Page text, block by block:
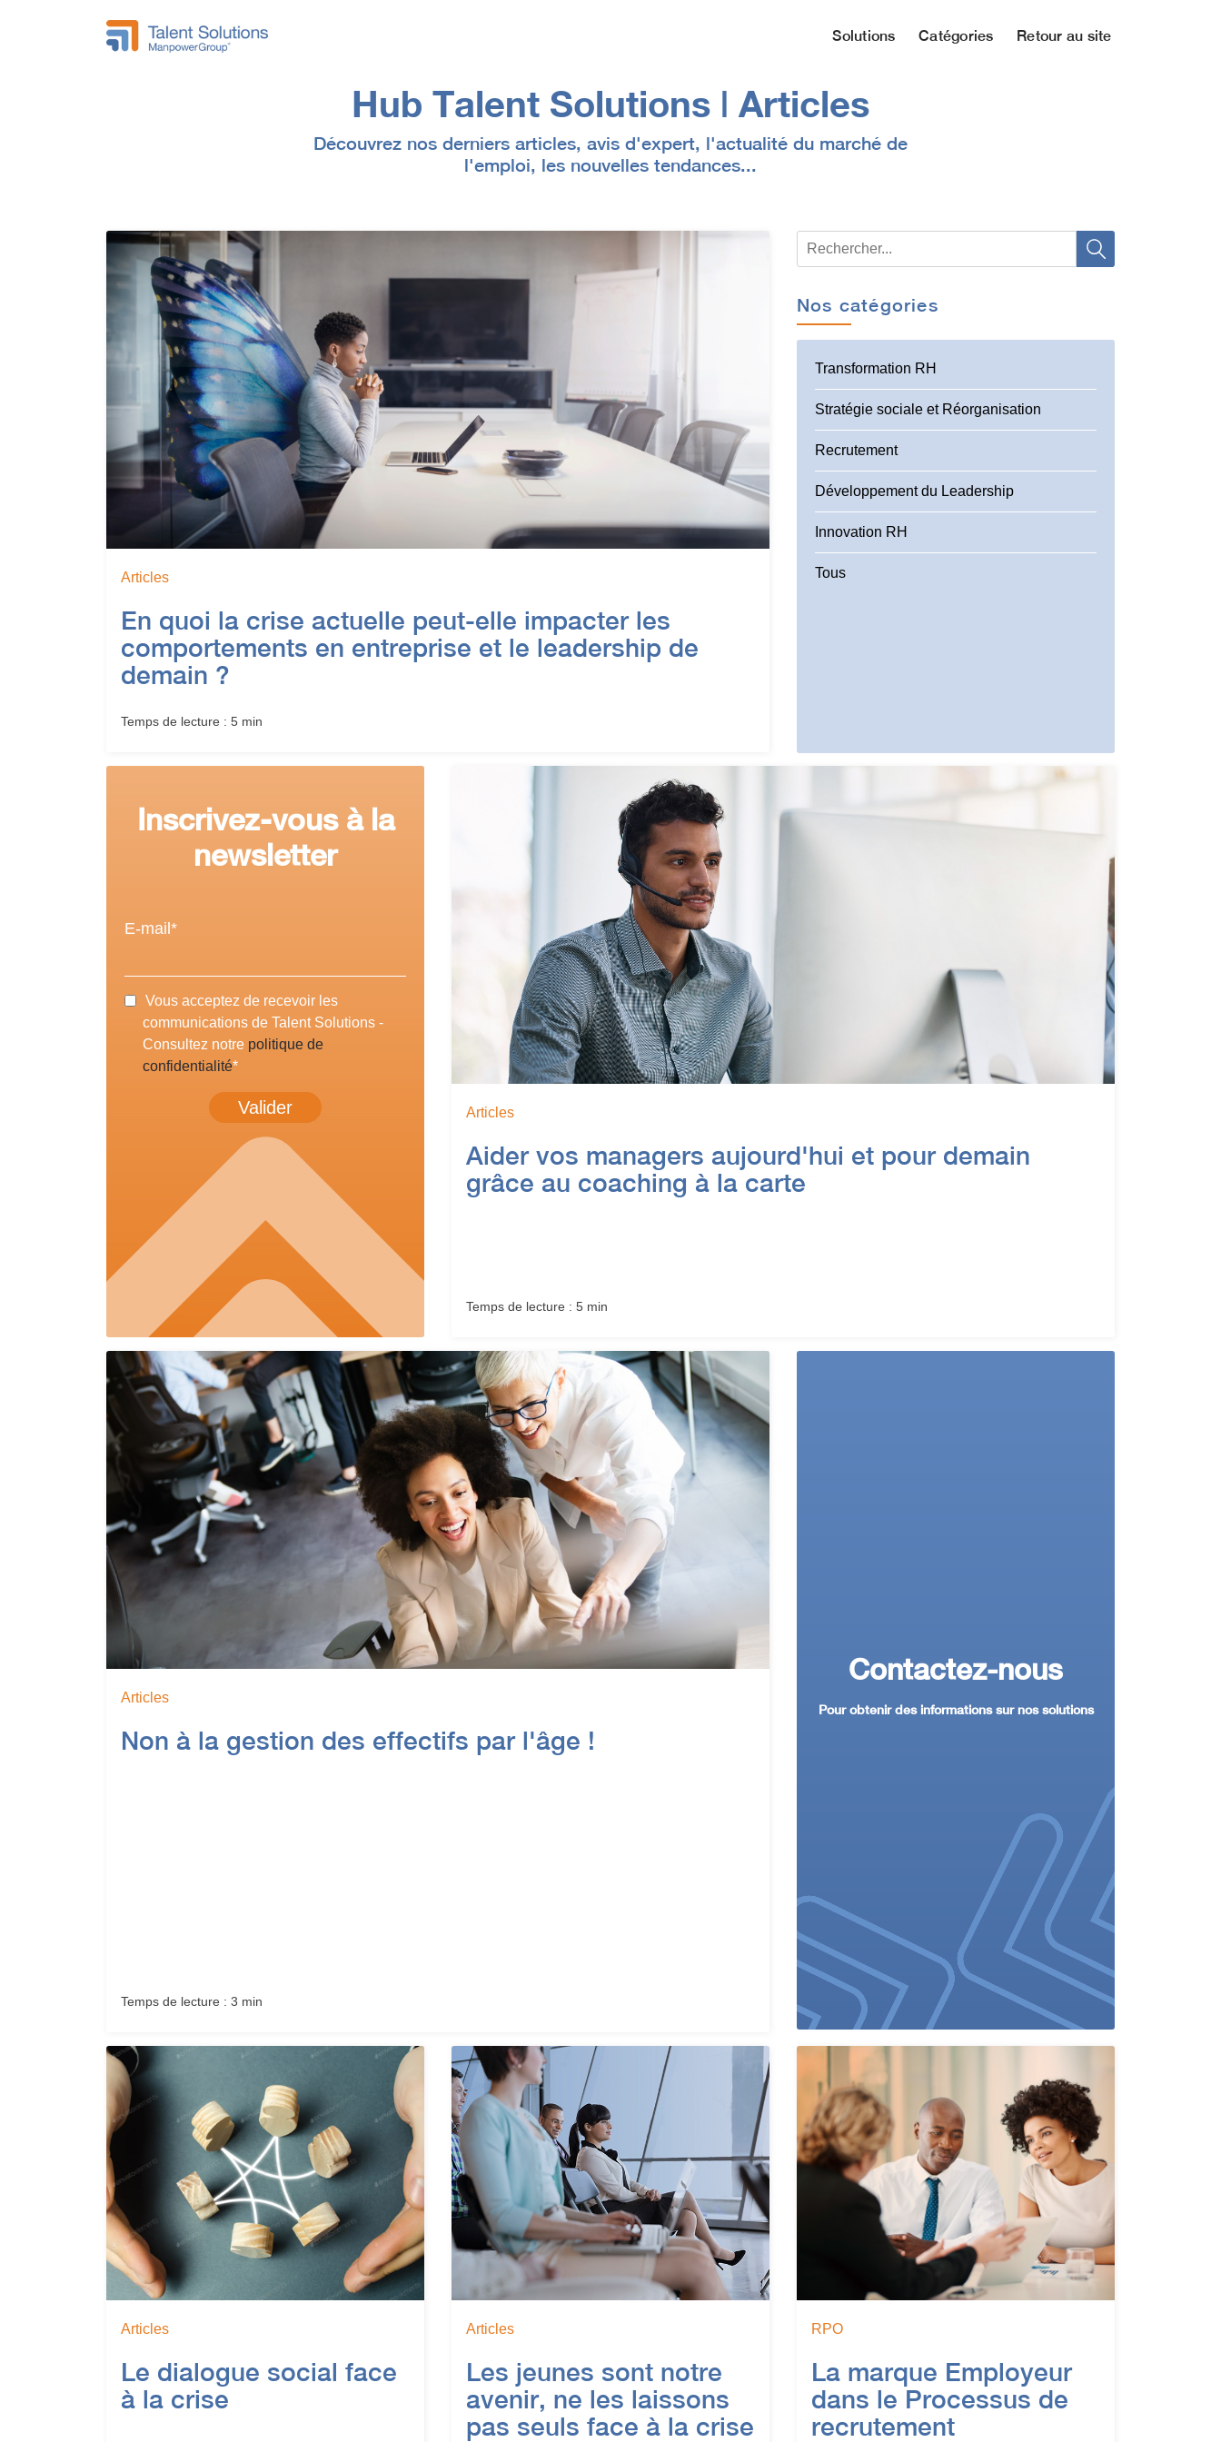
Solutions Catégories Retour au site
Hub Talent Solutions | Articles
Découvrez nos derniers articles, avis d'expert, l'actualité du marché de
l'emploi, les nouvelles tendances...
Nos catégories
Transformation RH
Stratégie sociale et Réorganisation
Recrutement
Développement du Leadership
Innovation RH
Tous
Articles
En quoi la crise actuelle peut-elle impacter les
comportements en entreprise et le leadership de
demain ?
Temps de lecture : 5 min
Inscrivez-vous à la
newsletter
E-mail *
Vous acceptez de recevoir les
communications de Talent Solutions -
Consultez notre politique de
confidentialité*
Articles
Aider vos managers aujourd'hui et pour demain
grâce au coaching à la carte
Temps de lecture : 5 min
Articles
Non à la gestion des effectifs par l'âge !
Temps de lecture : 3 min
Contactez-nous
Pour obtenir des informations sur nos solutions
Articles
Le dialogue social face
à la crise
Articles
Les jeunes sont notre
avenir, ne les laissons
pas seuls face à la crise
RPO
La marque Employeur
dans le Processus de
recrutement